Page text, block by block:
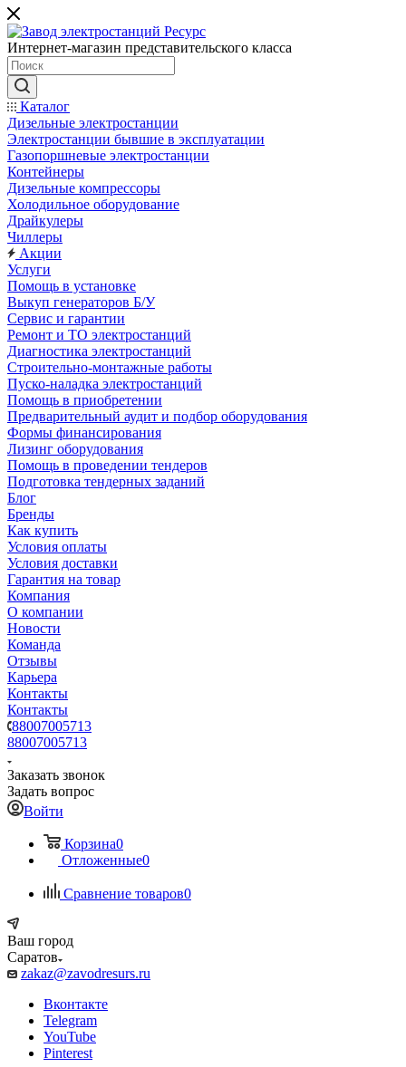
Интернет-магазин представительского класса
Каталог
Дизельные электростанции
Электростанции бывшие в эксплуатации
Газопоршневые электростанции
Контейнеры
Дизельные компрессоры
Холодильное оборудование
Драйкулеры
Чиллеры
Акции
Услуги
Помощь в установке
Выкуп генераторов Б/У
Сервис и гарантии
Ремонт и ТО электростанций
Диагностика электростанций
Строительно-монтажные работы
Пуско-наладка электростанций
Помощь в приобретении
Предварительный аудит и подбор оборудования
Формы финансирования
Лизинг оборудования
Помощь в проведении тендеров
Подготовка тендерных заданий
Блог
Бренды
Как купить
Условия оплаты
Условия доставки
Гарантия на товар
Компания
О компании
Новости
Команда
Отзывы
Карьера
Контакты
Контакты
88007005713
88007005713
Заказать звонок
Задать вопрос
Войти
Корзина0
Отложенные0
Сравнение товаров0
Ваш город
Саратов
zakaz@zavodresurs.ru
Вконтакте
Telegram
YouTube
Pinterest